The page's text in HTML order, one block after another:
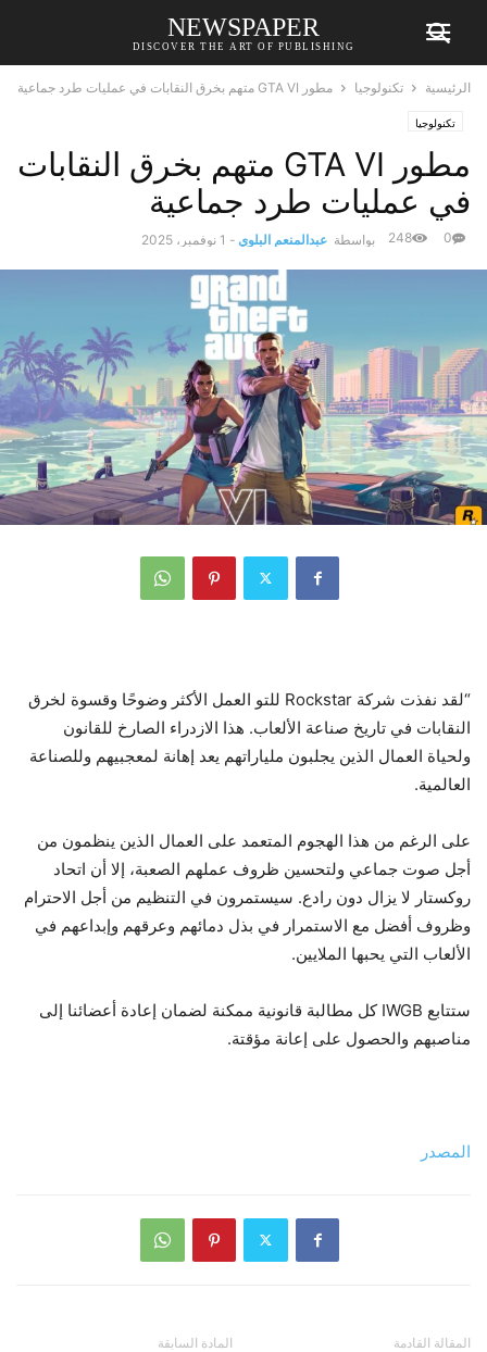
NEWSPAPER
DISCOVER THE ART OF PUBLISHING
الرئيسية تكنولوجيا مطور GTA VI متهم بخرق النقابات في عمليات طرد جماعية
تكنولوجيا
مطور GTA VI متهم بخرق النقابات
في عمليات طرد جماعية
بواسطة عبدالمنعم البلوي - 1 نوفمبر، 2025 0
248
“لقد نفذت شركة Rockstar للتو العمل الأكثر وضوحًا وقسوة لخرق
النقابات في تاريخ صناعة الألعاب. هذا الازدراء الصارخ للقانون
ولحياة العمال الذين يجلبون ملياراتهم يعد إهانة لمعجبيهم وللصناعة
العالمية.
على الرغم من هذا الهجوم المتعمد على العمال الذين ينظمون من
أجل صوت جماعي ولتحسين ظروف عملهم الصعبة، إلا أن اتحاد
روكستار لا يزال دون رادع. سيستمرون في التنظيم من أجل الاحترام
وظروف أفضل مع الاستمرار في بذل دمائهم وعرقهم وإبداعهم في
الألعاب التي يحبها الملايين.
ستتابع IWGB كل مطالبة قانونية ممكنة لضمان إعادة أعضائنا إلى
مناصبهم والحصول على إعانة مؤقتة.
المصدر
المادة السابقة المقالة القادمة